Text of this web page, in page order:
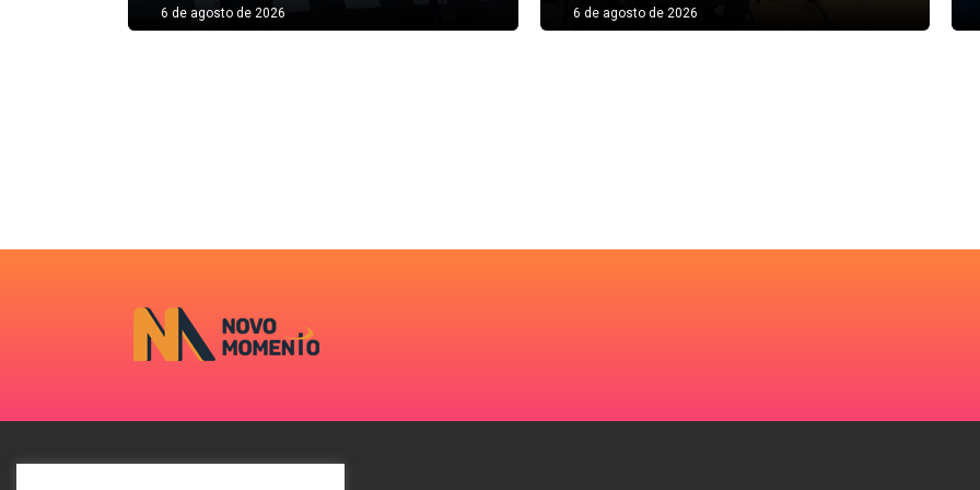
6 de agosto de 2026 6 de agosto de 2026